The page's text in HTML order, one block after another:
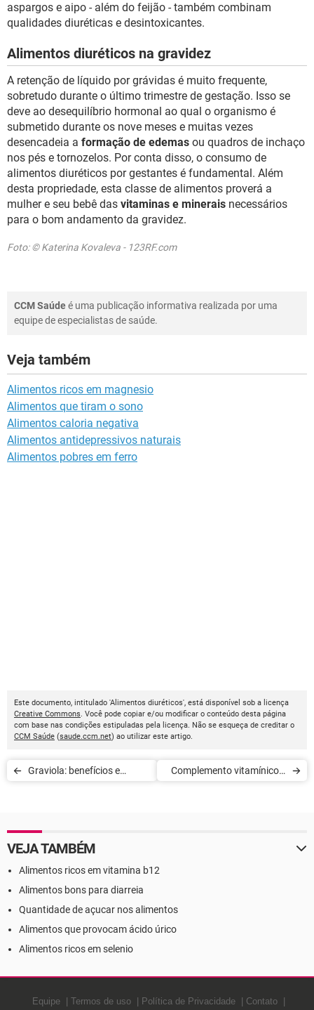
aspargos e aipo - além do feijão - também combinam
qualidades diuréticas e desintoxicantes.
Alimentos diuréticos na gravidez
A retenção de líquido por grávidas é muito frequente,
sobretudo durante o último trimestre de gestação. Isso se
deve ao desequilíbrio hormonal ao qual o organismo é
submetido durante os nove meses e muitas vezes
desencadeia a formação de edemas ou quadros de inchaço
nos pés e tornozelos. Por conta disso, o consumo de
alimentos diuréticos por gestantes é fundamental. Além
desta propriedade, esta classe de alimentos proverá a
mulher e seu bebê das vitaminas e minerais necessários
para o bom andamento da gravidez.
Foto: © Katerina Kovaleva - 123RF.com
CCM Saúdeé uma publicação informativa realizada por uma
equipe de especialistas de saúde.
Veja também
Alimentos ricos em magnesio
Alimentos que tiram o sono
Alimentos caloria negativa
Alimentos antidepressivos naturais
Alimentos pobres em ferro
Este documento, intitulado 'Alimentos diuréticos', está disponível sob a licença
Creative Commons. Você pode copiar e/ou modificar o conteúdo desta página
com base nas condições estipuladas pela licença. Não se esqueça de creditar o
CCM Saúde (saude.ccm.net) ao utilizar este artigo.
Graviola: benefícios e
Complemento vitamínicos:
VEJA TAMBÉM
Alimentos ricos em vitamina b12
Alimentos bons para diarreia
Quantidade de açucar nos alimentos
Alimentos que provocam ácido úrico
Alimentos ricos em selenio
Equipe Termos de uso Política de Privacidade Contato